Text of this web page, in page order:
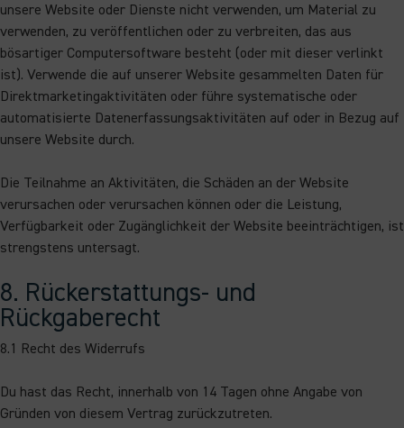
unsere Website oder Dienste nicht verwenden, um Material zu
verwenden, zu veröffentlichen oder zu verbreiten, das aus
bösartiger Computersoftware besteht (oder mit dieser verlinkt
ist). Verwende die auf unserer Website gesammelten Daten für
Direktmarketingaktivitäten oder führe systematische oder
automatisierte Datenerfassungsaktivitäten auf oder in Bezug auf
unsere Website durch.
Die Teilnahme an Aktivitäten, die Schäden an der Website
verursachen oder verursachen können oder die Leistung,
Verfügbarkeit oder Zugänglichkeit der Website beeinträchtigen, ist
strengstens untersagt.
8. Rückerstattungs- und
Rückgaberecht
8.1 Recht des Widerrufs
Du hast das Recht, innerhalb von 14 Tagen ohne Angabe von
Gründen von diesem Vertrag zurückzutreten.